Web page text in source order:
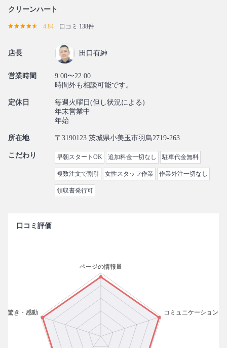
クリーンハート
4.84 口コミ 138件
店長 田口有紳
営業時間
9:00〜22:00
時間外も相談可能です。
定休日
毎週火曜日(但し状況による)
年末営業中
年始
所在地 〒3190123 茨城県小美玉市羽鳥2719-263
こだわり 早朝スタートOK 追加料金一切なし 駐車代金無料
複数注文で割引 女性スタッフ作業 作業外注一切なし
領収書発行可
口コミ評価